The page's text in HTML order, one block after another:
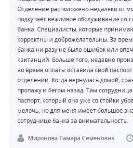
Отделение расположено недалеко от
подкупает вежливое обслуживание со
банка. Специалисты, которые
корректны и доброжелательны. За
банка ни разу не было ошибок или
квитанций. Больше того, недавно
во время оплаты оставила свой
отделении. Когда вернулась домой,
пропажу и бегом назад. Там
паспорт, который она уже со стойки
мелочь, но для меня имеет большое
сотруднице банка за внимательность.
Миронова Тамара Семеновна